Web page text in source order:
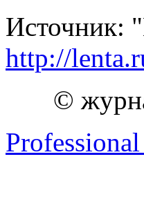
Источник:
http://
©